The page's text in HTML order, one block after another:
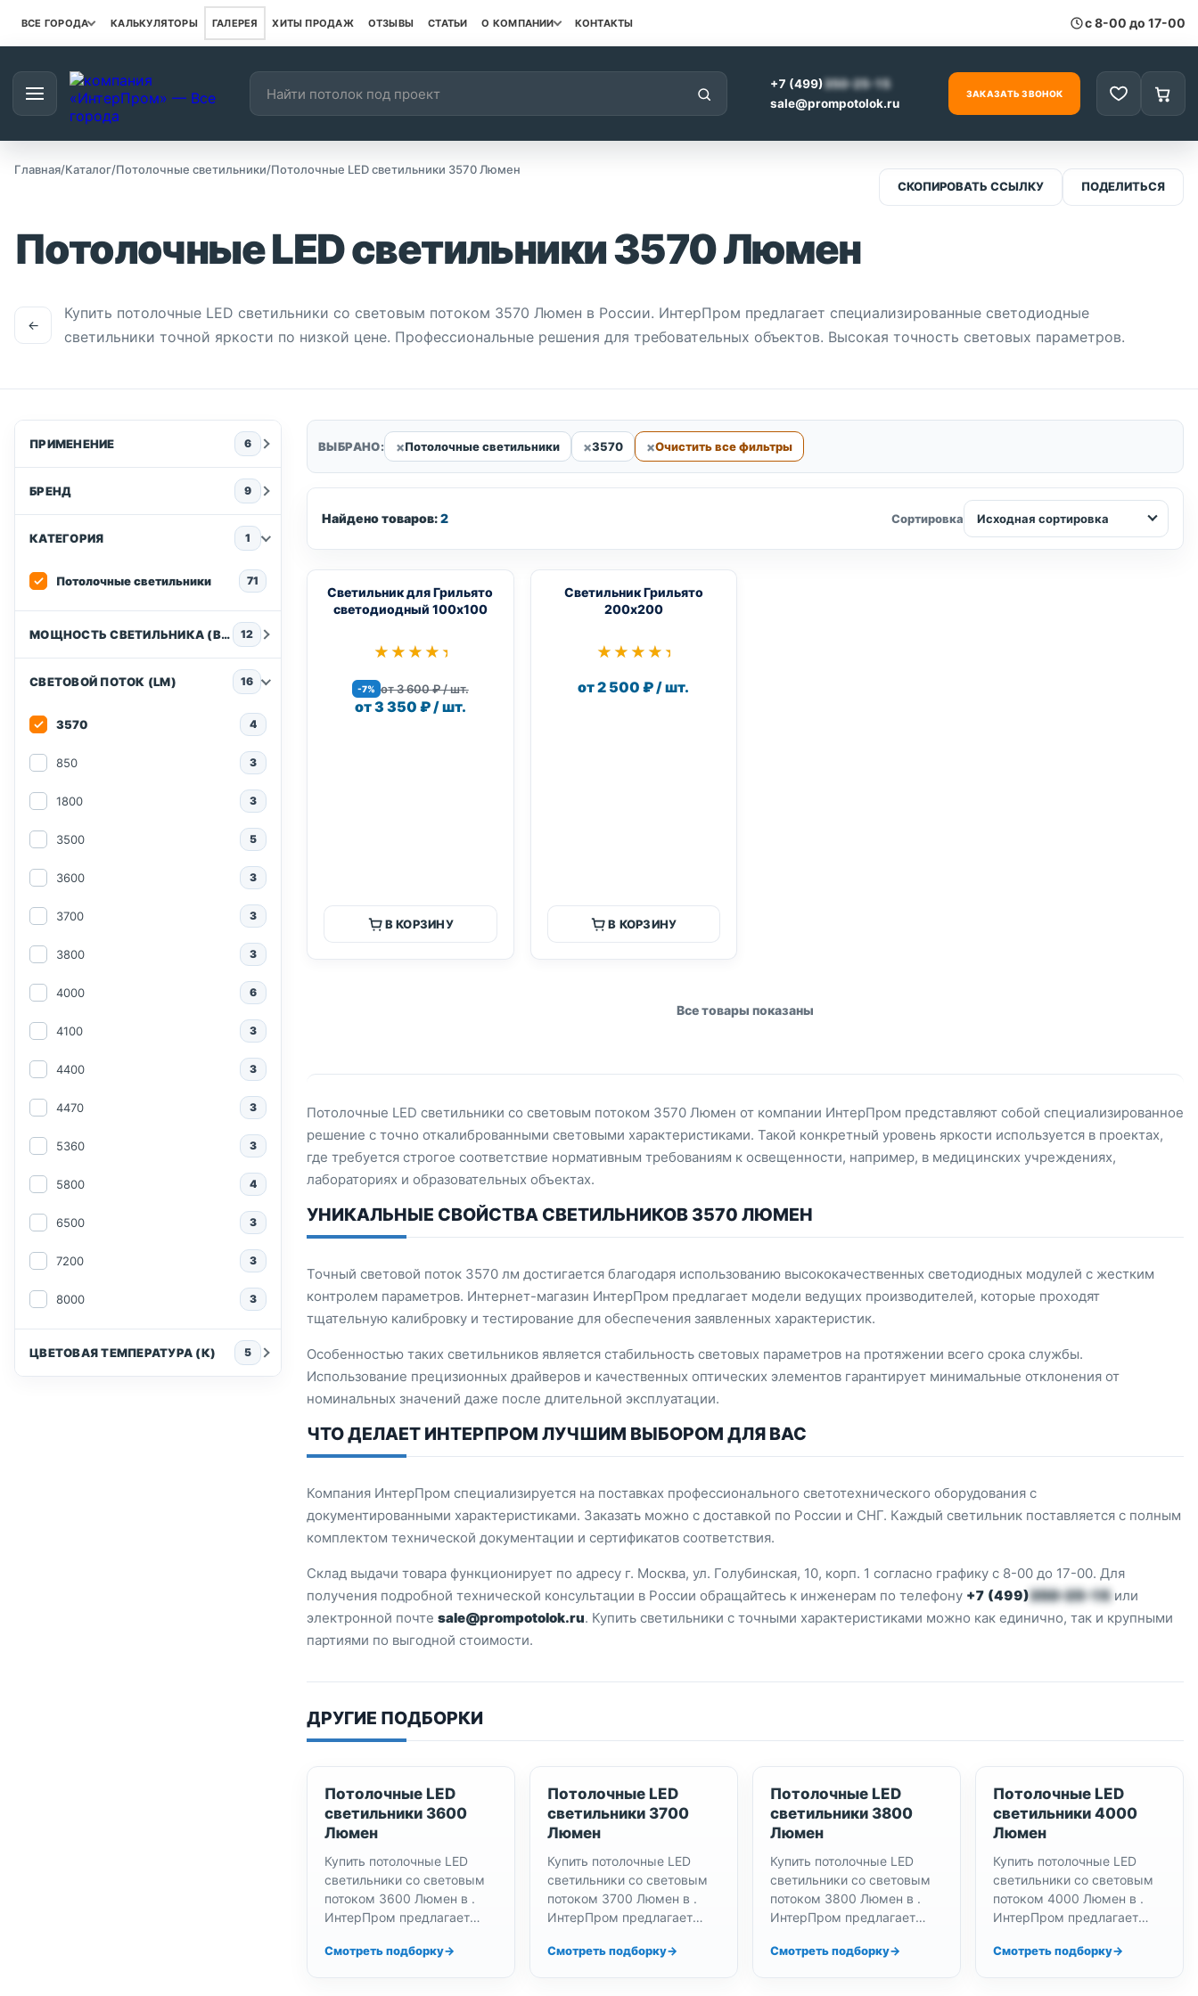
ВСЕ ГОРОДА КАЛЬКУЛЯТОРЫ ГАЛЕРЕЯ ХИТЫ ПРОДАЖ ОТЗЫВЫ СТАТЬИ О КОМПАНИИ КОНТАКТЫ с 8-00 до 17-00
Наш каталог Поиск товаров
+7 (499)350-25-15
sale@prompotolok.ru
ЗАКАЗАТЬ ЗВОНОК Избранное
Главная/Каталог/Потолочные светильники/Потолочные LED светильники 3570 Люмен
СКОПИРОВАТЬ ССЫЛКУ
ПОДЕЛИТЬСЯ
Потолочные LED светильники 3570 Люмен
←
Купить потолочные LED светильники со световым потоком 3570 Люмен в России. ИнтерПром предлагает специализированные светодиодные
светильники точной яркости по низкой цене. Профессиональные решения для требовательных объектов. Высокая точность световых параметров.
ПРИМЕНЕНИЕ 6
БРЕНД 9
КАТЕГОРИЯ 1
Потолочные светильники 71
МОЩНОСТЬ СВЕТИЛЬНИКА (ВТ) 12
СВЕТОВОЙ ПОТОК (LM) 16
3570 4
850 3
1800 3
3500 5
3600 3
3700 3
3800 3
4000 6
4100 3
4400 3
4470 3
5360 3
5800 4
6500 3
7200 3
8000 3
ЦВЕТОВАЯ ТЕМПЕРАТУРА (К) 5
ВЫБРАНО: Потолочные светильники 3570 Очистить все фильтры
Найдено товаров:2 Сортировка Исходная сортировка
Светильник для Грильято
светодиодный 100х100
★★★★★
★★★★★
-7% от 3 600 ₽ / шт.
от 3 350 ₽ / шт.
В КОРЗИНУ
Светильник Грильято
200х200
★★★★★
★★★★★
от 2 500 ₽ / шт.
В КОРЗИНУ
Все товары показаны
Потолочные LED светильники со световым потоком 3570 Люмен от компании ИнтерПром представляют собой специализированное
решение с точно откалиброванными световыми характеристиками. Такой конкретный уровень яркости используется в проектах,
где требуется строгое соответствие нормативным требованиям к освещенности, например, в медицинских учреждениях,
лабораториях и образовательных объектах.
УНИКАЛЬНЫЕ СВОЙСТВА СВЕТИЛЬНИКОВ 3570 ЛЮМЕН
Точный световой поток 3570 лм достигается благодаря использованию высококачественных светодиодных модулей с жестким
контролем параметров. Интернет-магазин ИнтерПром предлагает модели ведущих производителей, которые проходят
тщательную калибровку и тестирование для обеспечения заявленных характеристик.
Особенностью таких светильников является стабильность световых параметров на протяжении всего срока службы.
Использование прецизионных драйверов и качественных оптических элементов гарантирует минимальные отклонения от
номинальных значений даже после длительной эксплуатации.
ЧТО ДЕЛАЕТ ИНТЕРПРОМ ЛУЧШИМ ВЫБОРОМ ДЛЯ ВАС
Компания ИнтерПром специализируется на поставках профессионального светотехнического оборудования с
документированными характеристиками. Заказать можно с доставкой по России и СНГ. Каждый светильник поставляется с полным
комплектом технической документации и сертификатов соответствия.
Склад выдачи товара функционирует по адресу г. Москва, ул. Голубинская, 10, корп. 1 согласно графику с 8-00 до 17-00. Для
получения подробной технической консультации в России обращайтесь к инженерам по телефону +7 (499)350-25-15или
электронной почте sale@prompotolok.ru. Купить светильники с точными характеристиками можно как единично, так и крупными
партиями по выгодной стоимости.
ДРУГИЕ ПОДБОРКИ
Потолочные LED
светильники 3600
Люмен
Купить потолочные LED
светильники со световым
потоком 3600 Люмен в .
ИнтерПром предлагает
светильники офисного
Смотреть подборку
Потолочные LED
светильники 3700
Люмен
Купить потолочные LED
светильники со световым
потоком 3700 Люмен в .
ИнтерПром предлагает
светильники повышенной
Смотреть подборку
Потолочные LED
светильники 3800
Люмен
Купить потолочные LED
светильники со световым
потоком 3800 Люмен в .
ИнтерПром предлагает
светодиодные светильники
Смотреть подборку
Потолочные LED
светильники 4000
Люмен
Купить потолочные LED
светильники со световым
потоком 4000 Люмен в .
ИнтерПром предлагает
светильники для больших
Смотреть подборку